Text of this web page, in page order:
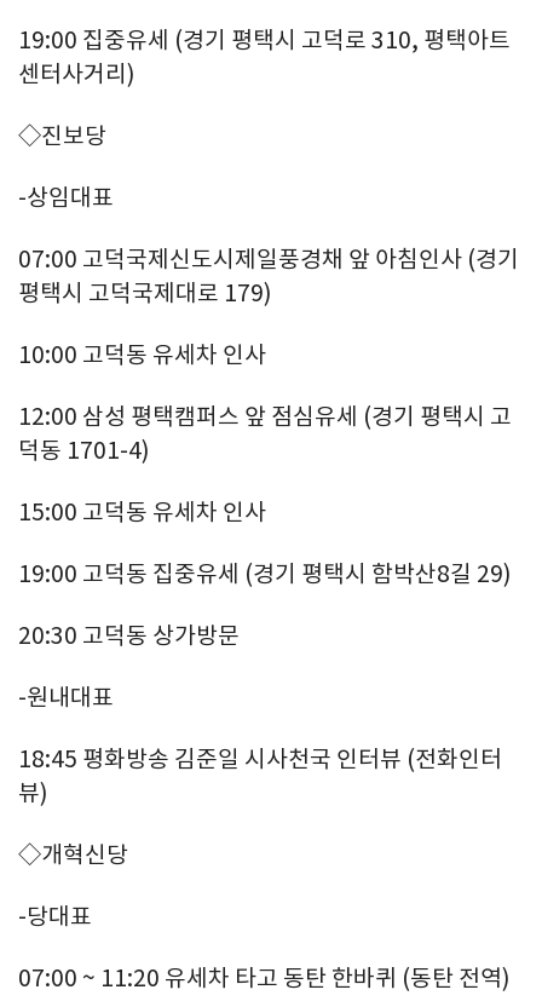
19:00 집중유세 (경기 평택시 고덕로 310, 평택아트
센터사거리)
◇진보당
-상임대표
07:00 고덕국제신도시제일풍경채 앞 아침인사 (경기
평택시 고덕국제대로 179)
10:00 고덕동 유세차 인사
12:00 삼성 평택캠퍼스 앞 점심유세 (경기 평택시 고
덕동 1701-4)
15:00 고덕동 유세차 인사
19:00 고덕동 집중유세 (경기 평택시 함박산8길 29)
20:30 고덕동 상가방문
-원내대표
18:45 평화방송 김준일 시사천국 인터뷰 (전화인터
뷰)
◇개혁신당
-당대표
07:00 ~ 11:20 유세차 타고 동탄 한바퀴 (동탄 전역)